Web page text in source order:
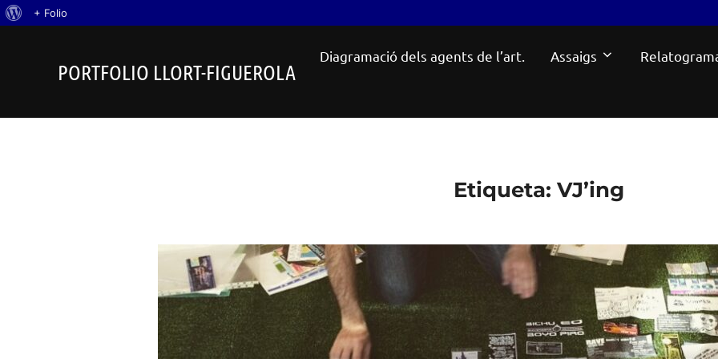
Quant
WordPress
+ Folio
PORTFOLIO LLORT-FIGUEROLA
Diagramació dels agents de l’art. Assaigs
Etiqueta: VJ’ing